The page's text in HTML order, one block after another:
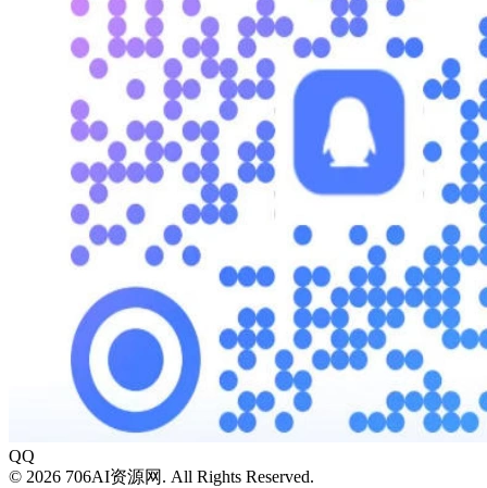
QQ
© 2026 706AI资源网. All Rights Reserved.